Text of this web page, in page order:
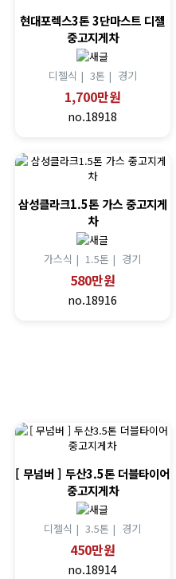
현대포렉스3톤 3단마스트 디젤
중고지게차
디젤식 | 3톤 | 경기
1,700만원
no.18918
삼성클라크1.5톤 가스 중고지게
차
가스식 |1.5톤 | 경기
580만원
no.18916
[ 무넘버 ] 두산3.5톤 더블타이어
중고지게차
디젤식 |3.5톤 | 경기
450만원
no.18914